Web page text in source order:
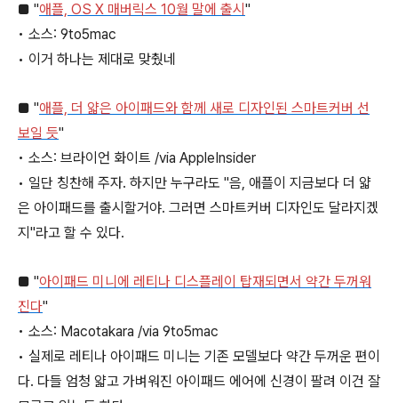
■ "애플, OS X 매버릭스 10월 말에 출시 "
• 소스: 9to5mac
• 이거 하나는 제대로 맞췄네
■ "애플, 더 얇은 아이패드와 함께 새로 디자인된 스마트커버 선
보일 듯"
• 소스: 브라이언 화이트 /via AppleInsider
• 일단 칭찬해 주자. 하지만 누구라도 "음, 애플이 지금보다 더 얇
은 아이패드를 출시할거야. 그러면 스마트커버 디자인도 달라지겠
지"라고 할 수 있다.
■ "아이패드 미니에 레티나 디스플레이 탑재되면서 약간 두꺼워
진다"
• 소스: Macotakara /via 9to5mac
• 실제로 레티나 아이패드 미니는 기존 모델보다 약간 두꺼운 편이
다. 다들 엄청 얇고 가벼워진 아이패드 에어에 신경이 팔려 이건 잘